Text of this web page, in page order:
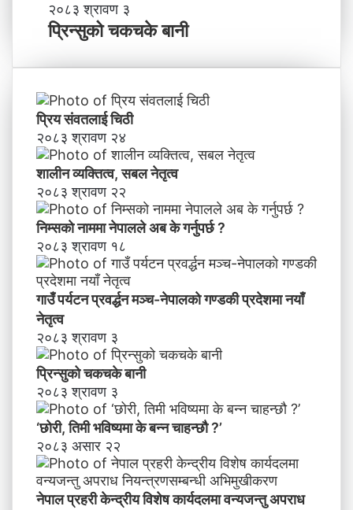
ने
पा
काे
ण्ड
की
प्र
दे
श
मा
न
याँ
ने
तृ
त्व
प्रि
न्सु
को
च
के
बा
नी
२०८३ श्रावण ३
प्रिन्सुको चकचके बानी
प्रिय संवतलाई चिठी
२०८३ श्रावण २४
शालीन व्यक्तित्व, सबल नेतृत्व
२०८३ श्रावण २२
निम्सकाे नाममा नेपालले अब के गर्नुपर्छ ?
२०८३ श्रावण १८
गाउँ पर्यटन प्रवर्द्धन मञ्च-नेपालकाे गण्डकी प्रदेशमा नयाँ
नेतृत्व
२०८३ श्रावण ३
प्रिन्सुको चकचके बानी
२०८३ श्रावण ३
‘छोरी, तिमी भविष्यमा के बन्न चाहन्छौ ?’
२०८३ असार २२
नेपाल प्रहरी केन्द्रीय विशेष कार्यदलमा वन्यजन्तु अपराध